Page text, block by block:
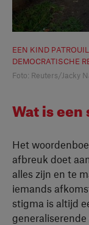
EEN KIND
DEMOCRATISCHE
Foto: Reuters/Jacky
Wat is
Het
afbreuk doet
alles zijn en te
iemands
stigma is altijd